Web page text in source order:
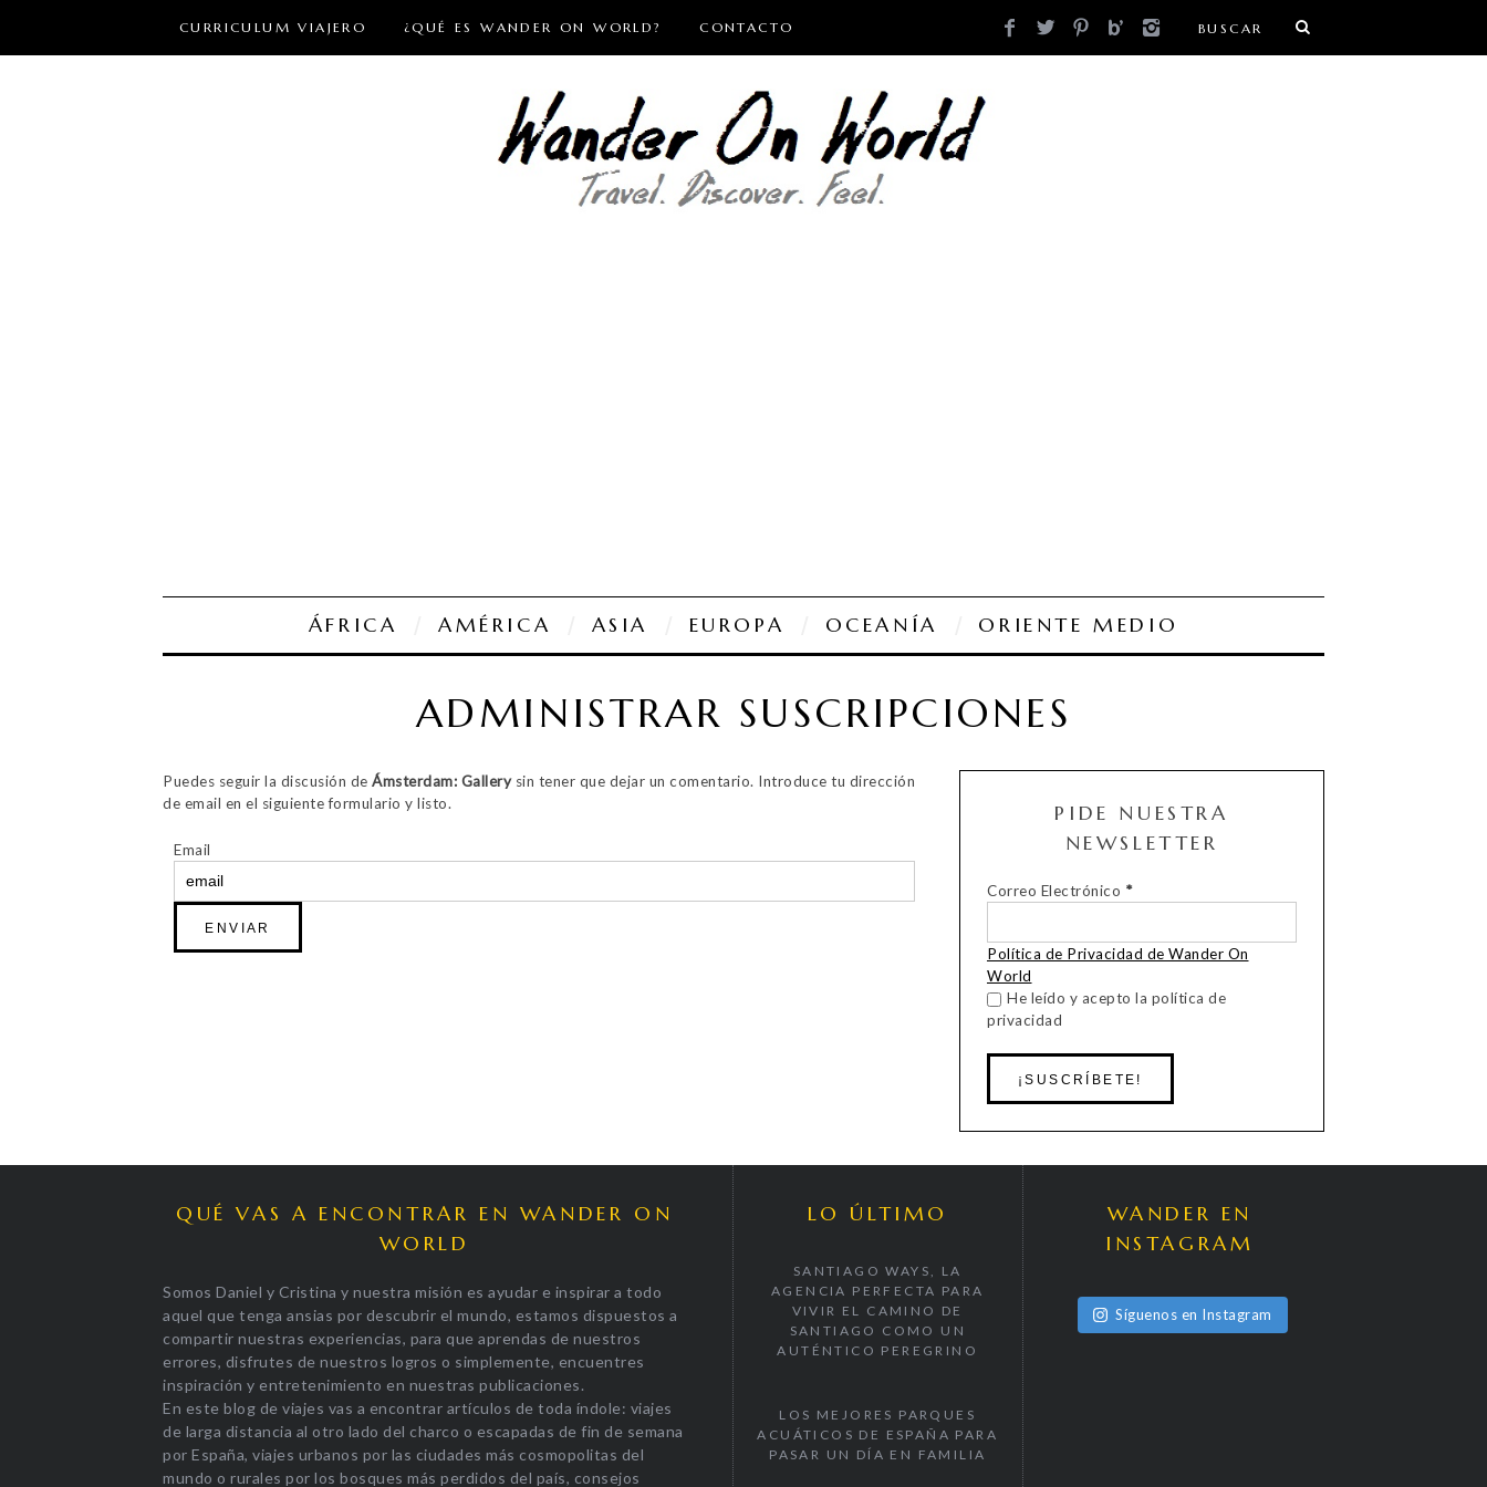
CURRICULUM VIAJERO ¿QUÉ ES WANDER ON WORLD? CONTACTO
ÁFRICA AMÉRICA ASIA EUROPA OCEANÍA ORIENTE MEDIO
ADMINISTRAR SUSCRIPCIONES
Puedes seguir la discusión de Ámsterdam: Gallerysin tener que dejar un comentario. Introduce tu dirección
de email en el siguiente formulario y listo.
Email
PIDE NUESTRA
NEWSLETTER
Correo Electrónico *
Política de Privacidad de Wander On
World
He leído y acepto la política de
privacidad
QUÉ VAS A ENCONTRAR EN WANDER ON
WORLD
Somos Daniel y Cristina y nuestra misión es ayudar e inspirar a todo
aquel que tenga ansias por descubrir el mundo, estamos dispuestos a
compartir nuestras experiencias, para que aprendas de nuestros
errores, disfrutes de nuestros logros o simplemente, encuentres
inspiración y entretenimiento en nuestras publicaciones.
En este blog de viajes vas a encontrar artículos de toda índole: viajes
de larga distancia al otro lado del charco o escapadas de fin de semana
por España, viajes urbanos por las ciudades más cosmopolitas del
mundo o rurales por los bosques más perdidos del país, consejos
LO ÚLTIMO
SANTIAGO WAYS, LA
AGENCIA PERFECTA PARA
VIVIR EL CAMINO DE
SANTIAGO COMO UN
AUTÉNTICO PEREGRINO
LOS MEJORES PARQUES
ACUÁTICOS DE ESPAÑA PARA
PASAR UN DÍA EN FAMILIA
WANDER EN
INSTAGRAM
Síguenos en Instagram